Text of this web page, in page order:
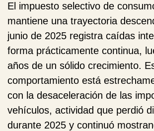
El impuesto selectivo de
mantiene una trayectoria
junio de 2025 registra caídas
forma prácticamente continua,
años de un sólido crecimiento.
comportamiento está
con la desaceleración de las
vehículos, actividad que perdió
durante 2025 y continuó